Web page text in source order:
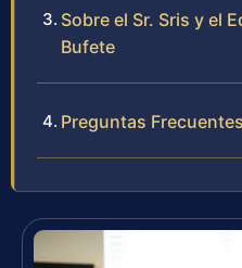
Sobre el Sr. Sris y el
Bufete
Preguntas Frecuentes